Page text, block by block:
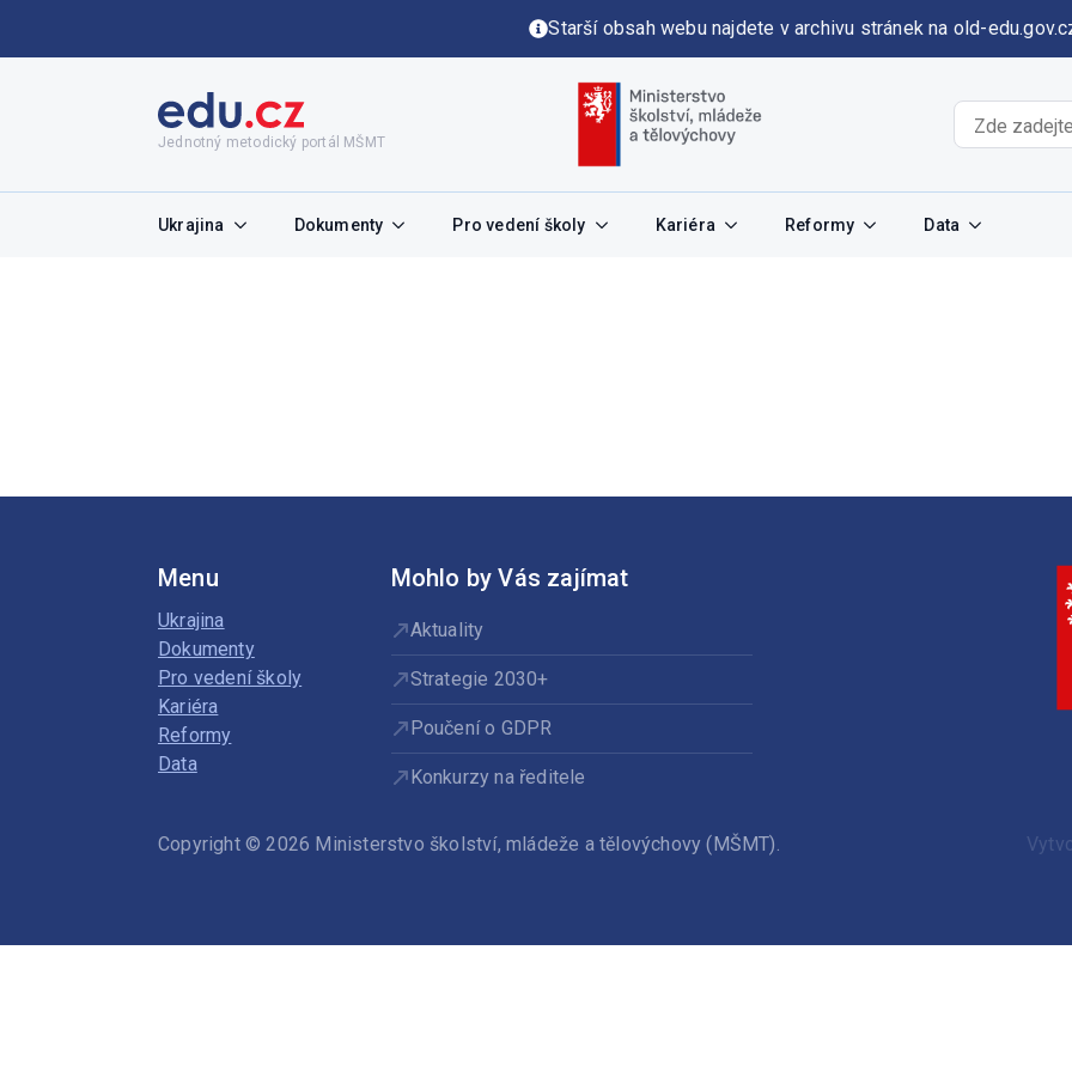
Starší obsah webu najdete v archivu stránek na old-
Jednotný metodický portál MŠMT
Ukrajina Dokumenty Pro vedení školy Kariéra Reformy Data
Menu
Ukrajina
Dokumenty
Pro vedení školy
Kariéra
Reformy
Data
Mohlo by Vás zajímat
Aktuality
Strategie 2030+
Poučení o GDPR
Konkurzy na ředitele
Copyright © 2026 Ministerstvo školství, mládeže a tělovýchovy (MŠMT).